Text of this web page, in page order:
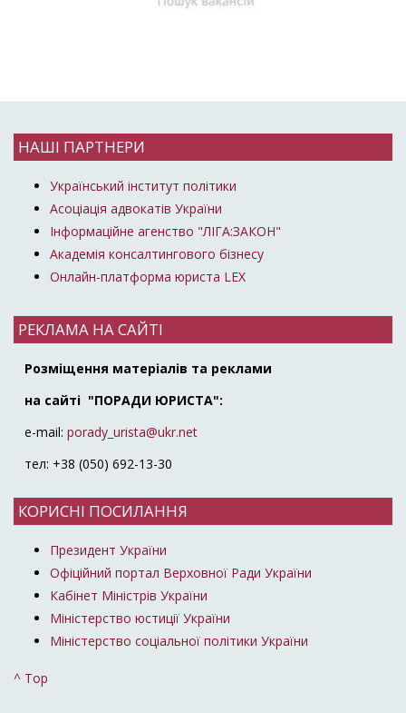
НАШІ ПАРТНЕРИ
Український інститут політики
Асоціація адвокатів України
Інформаційне агенство "ЛІГА:ЗАКОН"
Академія консалтингового бізнесу
Онлайн-платформа юриста LEX
РЕКЛАМА НА САЙТІ
Розміщення матеріалів та реклами
на сайті "ПОРАДИ ЮРИСТА":
e-mail: porady_urista@ukr.net
тел: +38 (050) 692-13-30
КОРИСНІ ПОСИЛАННЯ
Президент України
Офіційний портал Верховної Ради України
Кабінет Міністрів України
Міністерство юстиції України
Міністерство соціальної політики України
^ Top